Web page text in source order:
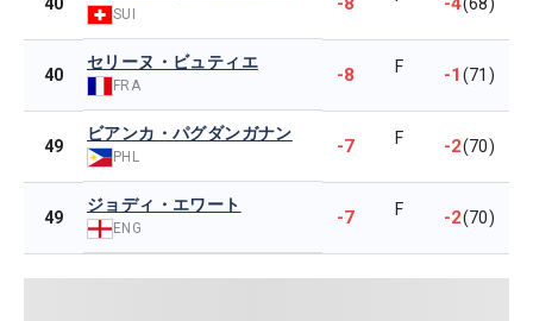
40
SUI
(68)
40
セリーヌ・ビュティエ
FRA -8 F -1(71)
49
ビアンカ・パグダンガナン
PHL -7 F -2(70)
49
ジョディ・エワート
ENG -7 F -2(70)